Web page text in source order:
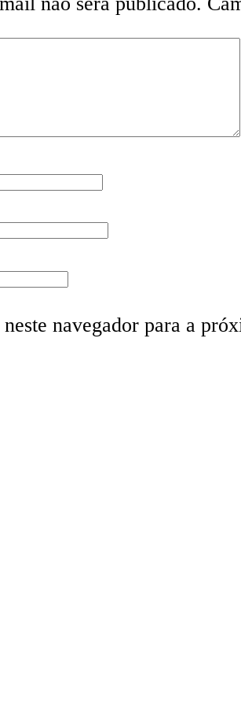
navegador para a